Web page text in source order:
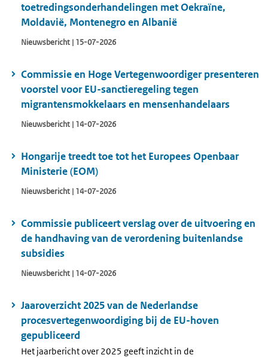
toetredingsonderhandelingen met Oekraïne,
Moldavië, Montenegro en Albanië
Nieuwsbericht | 15-07-2026
Commissie en Hoge Vertegenwoordiger presenteren
voorstel voor EU-sanctieregeling tegen
migrantensmokkelaars en mensenhandelaars
Nieuwsbericht | 14-07-2026
Hongarije treedt toe tot het Europees Openbaar
Ministerie (EOM)
Nieuwsbericht | 14-07-2026
Commissie publiceert verslag over de uitvoering en
de handhaving van de verordening buitenlandse
subsidies
Nieuwsbericht | 14-07-2026
Jaaroverzicht 2025 van de Nederlandse
procesvertegenwoordiging bij de EU-hoven
gepubliceerd
Het jaarbericht over 2025 geeft inzicht in de